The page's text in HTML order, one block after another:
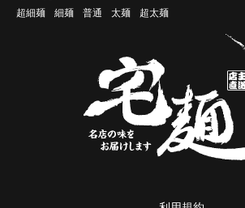
超細麺
細麺 普通 太麺 超太麺